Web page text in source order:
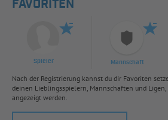
FAVORITEN
Spieler Mannschaft
Nach der Registrierung kannst du dir Favoriten
deinen Lieblingsspielern, Mannschaften und
angezeigt werden.